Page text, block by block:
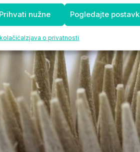
Prihvati nužne Pogledajte
Izjava o privatnosti